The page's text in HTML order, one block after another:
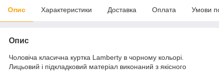
Опис Характеристики Доставка Оплата Умови
Опис
Чоловіча класична куртка Lamberty в чорному кольорі.
Лицьовий і підкладковий матеріал виконаний з якісного